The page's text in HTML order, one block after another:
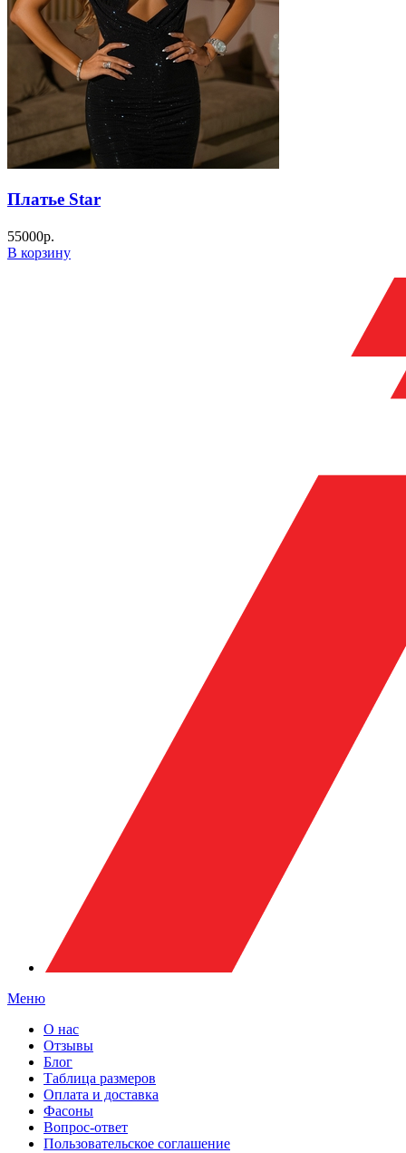
Платье Star
55000р.
В корзину
Меню
О нас
Отзывы
Блог
Таблица размеров
Оплата и доставка
Фасоны
Вопрос-ответ
Пользовательское соглашение